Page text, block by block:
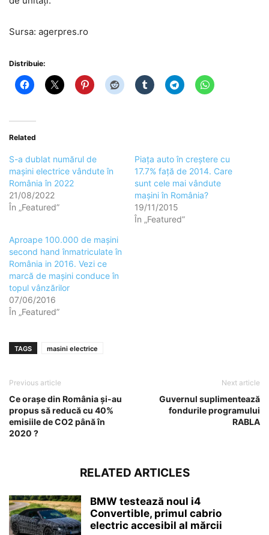
Sursa: agerpres.ro
Distribuie:
Related
S-a dublat numărul de
mașini electrice vândute în
România în 2022
21/08/2022
În „Featured”
Piața auto în creștere cu
17.7% față de 2014. Care
sunt cele mai vândute
mașini în România?
19/11/2015
În „Featured”
Aproape 100.000 de mașini
second hand înmatriculate în
România in 2016. Vezi ce
marcă de mașini conduce în
topul vânzărilor
07/06/2016
În „Featured”
TAGS masini electrice
Previous article
Ce orașe din România și-au
propus să reducă cu 40%
emisiile de CO2 până în
2020 ?
Next article
Guvernul suplimentează
fondurile programului
RABLA
RELATED ARTICLES
BMW testează noul i4
Convertible, primul cabrio
electric accesibil al mărcii